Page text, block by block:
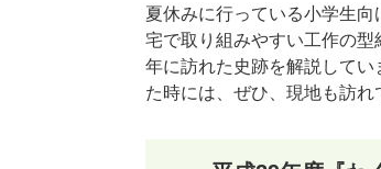
夏休みに行っている小学生
宅で取り組みやすい工作の
年に訪れた史跡を解説して
た時には、ぜひ、現地も訪れ